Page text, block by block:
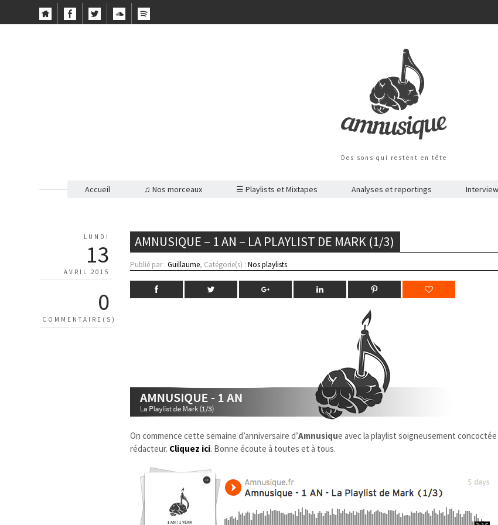
Des sons qui restent en tête
Accueil ♫ Nos morceaux ☰ Playlists et Mixtapes Analyses et reportings
LUNDI
13
AVRIL 2015
0
COMMENTAIRE(S)
AMNUSIQUE – 1 AN – LA PLAYLIST DE MARK (1/3)
Publié par :Guillaume, Catégorie(s) :Nos playlists
On commence cette semaine d’anniversaire d’Amnusique avec la playlist soigneusement
rédacteur. Cliquez ici. Bonne écoute à toutes et à tous.